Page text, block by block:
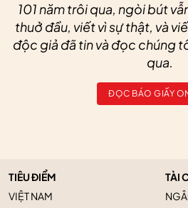
101 năm trôi qua, ngòi bút
thuở đầu, viết vì sự thật, và
độc giả đã tin và đọc chúng
qua.
ĐỌC BÁO GIẤY
TIÊU ĐIỂM
VIỆT NAM
TÀI